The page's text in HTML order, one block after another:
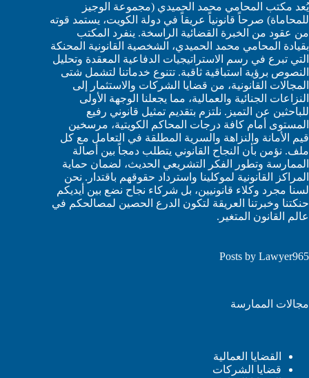
يُعد مكتب المحامي محمد الحميدي (مجموعة الوجيز
للمحاماة) صرحاً قانونياً عريقاً في دولة الكويت، يستمد قوته
من عقود من الخبرة القضائية الراسخة. ينفرد المكتب
بقيادة المحامي محمد الحميدي، الشخصية القانونية المحنكة
التي تبرع في رسم الاستراتيجيات الدفاعية المعقدة وتحليل
النصوص برؤية استباقية ثاقبة. تتنوع خدماتنا لتشمل شتى
المجالات القانونية، من قضايا الشركات والاستثمار إلى
النزاعات الجنائية والعمالية، مما يجعلنا الوجهة الأولى
للباحثين عن التميز. نلتزم بتقديم تمثيل قانوني رفيع
المستوى أمام كافة درجات المحاكم الكويتية، مرسخين
قيم الأمانة والنزاهة والسرية المطلقة في التعامل مع كل
ملف. نؤمن بأن النجاح القانوني يتطلب دمجاً بين أصالة
الممارسة وتطور الفكر التشريعي الحديث، لضمان حماية
المراكز القانونية لموكلينا واسترداد حقوقهم باقتدار. نحن
لسنا مجرد وكلاء قانونيين، بل شركاء نجاح نضع بين أيديكم
حنكتنا وخبرتنا العريقة لتكون الدرع الحصين لمصالحكم في
عالم القانون المتغير.
Posts by Lawyer965
مجالات الممارسة
القضايا العمالية
قضايا الشركات